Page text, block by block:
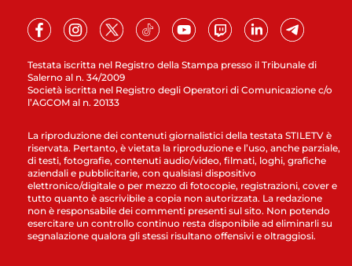
Testata iscritta nel Registro della Stampa presso il Tribunale di
Salerno al n. 34/2009
Società iscritta nel Registro degli Operatori di Comunicazione c/o
l’AGCOM al n. 20133
La riproduzione dei contenuti giornalistici della testata STILETV è
riservata. Pertanto, è vietata la riproduzione e l’uso, anche parziale,
di testi, fotografie, contenuti audio/video, filmati, loghi, grafiche
aziendali e pubblicitarie, con qualsiasi dispositivo
elettronico/digitale o per mezzo di fotocopie, registrazioni, cover e
tutto quanto è ascrivibile a copia non autorizzata. La redazione
non è responsabile dei commenti presenti sul sito. Non potendo
esercitare un controllo continuo resta disponibile ad eliminarli su
segnalazione qualora gli stessi risultano offensivi e oltraggiosi.